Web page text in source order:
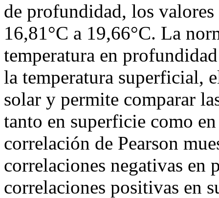
de profundidad, los
16,81°C a 19,66°C. La
temperatura en
la temperatura superficial,
solar y permite comparar
tanto en superficie como
correlación de Pearson
correlaciones negativas
correlaciones positivas en